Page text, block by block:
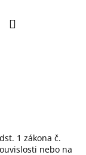
Nákupní
1 zákona č.
nebo na